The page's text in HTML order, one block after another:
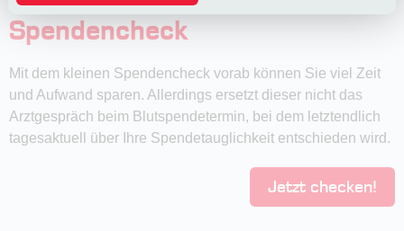
Spendencheck
Mit dem kleinen Spendencheck vorab können Sie viel Zeit
und Aufwand sparen. Allerdings ersetzt dieser nicht das
Arztgespräch beim Blutspendetermin, bei dem letztendlich
tagesaktuell über Ihre Spendetauglichkeit entschieden wird.
Jetzt checken!